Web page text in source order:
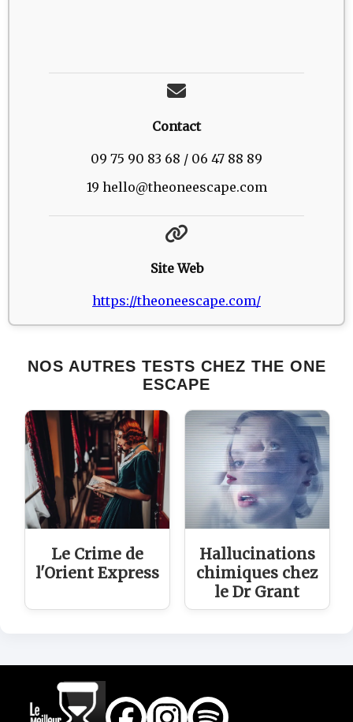
Contact
09 75 90 83 68 / 06 47 88 89
19 hello@theoneescape.com
Site Web
https://theoneescape.com/
NOS AUTRES TESTS CHEZ THE ONE
ESCAPE
Le Crime de
l'Orient Express
Hallucinations
chimiques chez
le Dr Grant